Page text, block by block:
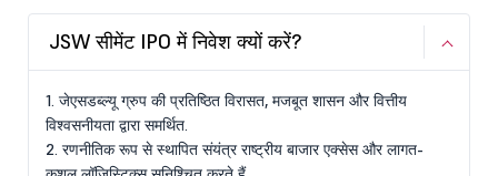
JSW सीमेंट IPO में निवेश क्यों करें?
1. जेएसडब्ल्यू ग्रुप की प्रतिष्ठित विरासत, मजबूत शासन और वित्तीय
विश्वसनीयता द्वारा समर्थित.
2. रणनीतिक रूप से स्थापित संयंत्र राष्ट्रीय बाजार एक्सेस और लागत-